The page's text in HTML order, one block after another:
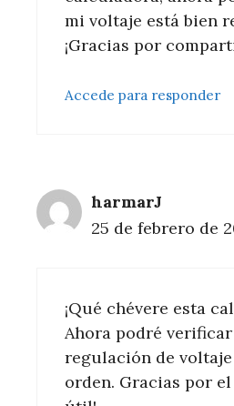
mi voltaje está bien
¡Gracias por
Accede para responder
harmarJ
25 de febrero de
¡Qué chévere esta
Ahora podré
regulación de
orden. Gracias por el